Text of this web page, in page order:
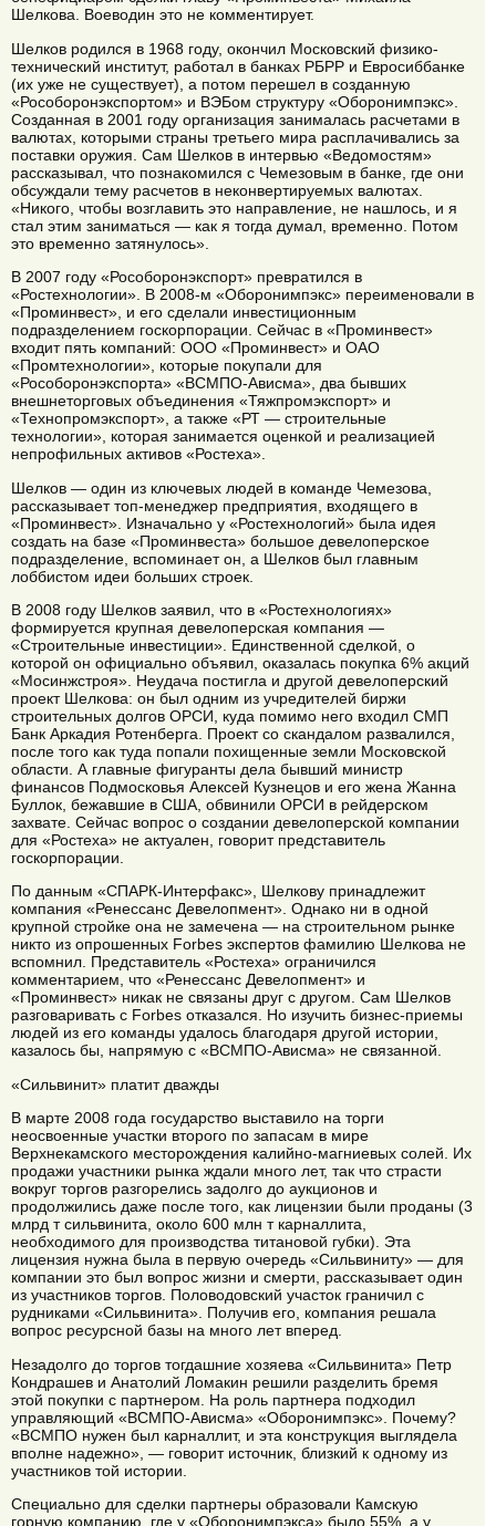
Шелкова. Воеводин это не комментирует.
Шелков родился в 1968 году, окончил Московский физико-
технический институт, работал в банках РБРР и Евросиббанке
(их уже не существует), а потом перешел в созданную
«Рособоронэкспортом» и ВЭБом структуру «Оборонимпэкс».
Созданная в 2001 году организация занималась расчетами в
валютах, которыми страны третьего мира расплачивались за
поставки оружия. Сам Шелков в интервью «Ведомостям»
рассказывал, что познакомился с Чемезовым в банке, где они
обсуждали тему расчетов в неконвертируемых валютах.
«Никого, чтобы возглавить это направление, не нашлось, и я
стал этим заниматься — как я тогда думал, временно. Потом
это временно затянулось».
В 2007 году «Рособоронэкспорт» превратился в
«Ростехнологии». В 2008-м «Оборонимпэкс» переименовали в
«Проминвест», и его сделали инвестиционным
подразделением госкорпорации. Сейчас в «Проминвест»
входит пять компаний: ООО «Проминвест» и ОАО
«Промтехнологии», которые покупали для
«Рособоронэкспорта» «ВСМПО-Ависма», два бывших
внешнеторговых объединения «Тяжпромэкспорт» и
«Технопромэкспорт», а также «РТ — строительные
технологии», которая занимается оценкой и реализацией
непрофильных активов «Ростеха».
Шелков — один из ключевых людей в команде Чемезова,
рассказывает топ-менеджер предприятия, входящего в
«Проминвест». Изначально у «Ростехнологий» была идея
создать на базе «Проминвеста» большое девелоперское
подразделение, вспоминает он, а Шелков был главным
лоббистом идеи больших строек.
В 2008 году Шелков заявил, что в «Ростехнологиях»
формируется крупная девелоперская компания —
«Строительные инвестиции». Единственной сделкой, о
которой он официально объявил, оказалась покупка 6% акций
«Мосинжстроя». Неудача постигла и другой девелоперский
проект Шелкова: он был одним из учредителей биржи
строительных долгов ОРСИ, куда помимо него входил СМП
Банк Аркадия Ротенберга. Проект со скандалом развалился,
после того как туда попали похищенные земли Московской
области. А главные фигуранты дела бывший министр
финансов Подмосковья Алексей Кузнецов и его жена Жанна
Буллок, бежавшие в США, обвинили ОРСИ в рейдерском
захвате. Сейчас вопрос о создании девелоперской компании
для «Ростеха» не актуален, говорит представитель
госкорпорации.
По данным «СПАРК-Интерфакс», Шелкову принадлежит
компания «Ренессанс Девелопмент». Однако ни в одной
крупной стройке она не замечена — на строительном рынке
никто из опрошенных Forbes экспертов фамилию Шелкова не
вспомнил. Представитель «Ростеха» ограничился
комментарием, что «Ренессанс Девелопмент» и
«Проминвест» никак не связаны друг с другом. Сам Шелков
разговаривать с Forbes отказался. Но изучить бизнес-приемы
людей из его команды удалось благодаря другой истории,
казалось бы, напрямую с «ВСМПО-Ависма» не связанной.
«Сильвинит» платит дважды
В марте 2008 года государство выставило на торги
неосвоенные участки второго по запасам в мире
Верхнекамского месторождения калийно-магниевых солей. Их
продажи участники рынка ждали много лет, так что страсти
вокруг торгов разгорелись задолго до аукционов и
продолжились даже после того, как лицензии были проданы (3
млрд т сильвинита, около 600 млн т карналлита,
необходимого для производства титановой губки). Эта
лицензия нужна была в первую очередь «Сильвиниту» — для
компании это был вопрос жизни и смерти, рассказывает один
из участников торгов. Половодовский участок граничил с
рудниками «Сильвинита». Получив его, компания решала
вопрос ресурсной базы на много лет вперед.
Незадолго до торгов тогдашние хозяева «Сильвинита» Петр
Кондрашев и Анатолий Ломакин решили разделить бремя
этой покупки с партнером. На роль партнера подходил
управляющий «ВСМПО-Ависма» «Оборонимпэкс». Почему?
«ВСМПО нужен был карналлит, и эта конструкция выглядела
вполне надежно», — говорит источник, близкий к одному из
участников той истории.
Специально для сделки партнеры образовали Камскую
горную компанию, где у «Оборонимпэкса» было 55%, а у